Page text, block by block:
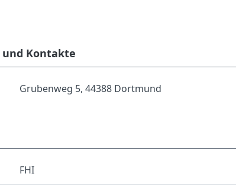
Kontakte
Grubenweg 5, 44388 Dortmund
FHI